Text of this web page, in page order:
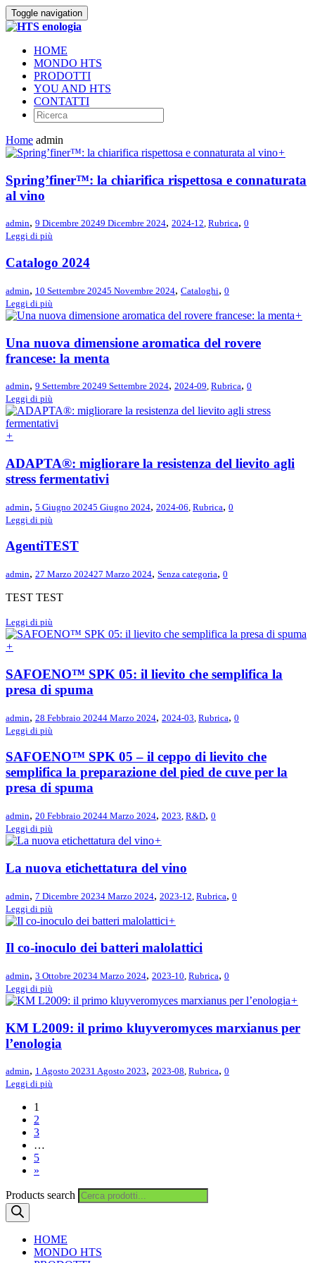
Toggle navigation
HOME
MONDO HTS
PRODOTTI
YOU AND HTS
CONTATTI
Home admin
+
Spring’finer™: la chiarifica rispettosa e connaturata
al vino
admin, 9 Dicembre 20249 Dicembre 2024, 2024-12, Rubrica, 0
Leggi di più
Catalogo 2024
admin, 10 Settembre 20245 Novembre 2024, Cataloghi, 0
Leggi di più
+
Una nuova dimensione aromatica del rovere
francese: la menta
admin, 9 Settembre 20249 Settembre 2024, 2024-09, Rubrica, 0
Leggi di più
+
ADAPTA®: migliorare la resistenza del lievito agli
stress fermentativi
admin, 5 Giugno 20245 Giugno 2024, 2024-06 Rubrica, 0
Leggi di più
AgentiTEST
admin, 27 Marzo 202427 Marzo 2024, Senza categoria, 0
TEST TEST
Leggi di più
+
SAFOENO™ SPK 05: il lievito che semplifica la
presa di spuma
admin, 28 Febbraio 20244 Marzo 2024, 2024-03 Rubrica, 0
Leggi di più
SAFOENO™ SPK 05 – il ceppo di lievito che
semplifica la preparazione del pied de cuve per la
presa di spuma
admin, 20 Febbraio 20244 Marzo 2024, 2023, R&D, 0
Leggi di più
+
La nuova etichettatura del vino
admin, 7 Dicembre 20234 Marzo 2024, 2023-12 Rubrica, 0
Leggi di più
+
Il co-inoculo dei batteri malolattici
admin, 3 Ottobre 20234 Marzo 2024, 2023-10 Rubrica, 0
Leggi di più
+
KM L2009: il primo kluyveromyces marxianus per
l’enologia
admin, 1 Agosto 20231 Agosto 2023, 2023-08, Rubrica, 0
Leggi di più
1
2
3
…
5
»
Products search
HOME
MONDO HTS